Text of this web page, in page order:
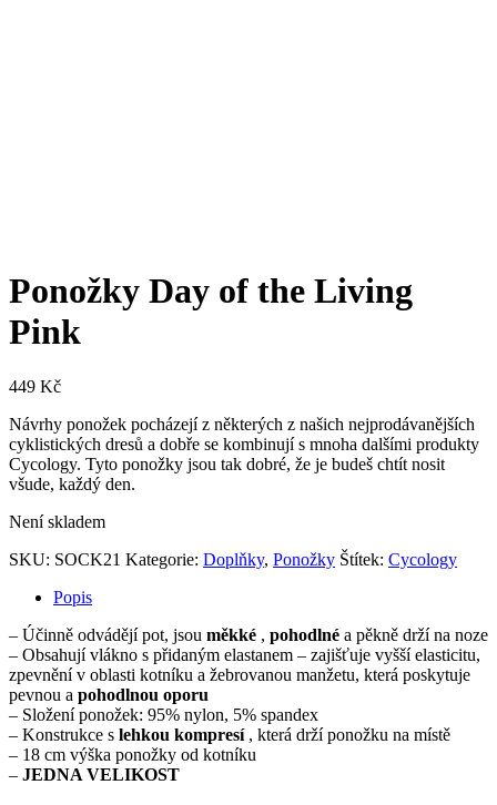
Ponožky Day of the Living
Pink
449 Kč
Návrhy ponožek pocházejí z některých z našich nejprodávanějších
cyklistických dresů a dobře se kombinují s mnoha dalšími produkty
Cycology. Tyto ponožky jsou tak dobré, že je budeš chtít nosit
všude, každý den.
Není skladem
SKU: SOCK21 Kategorie: Doplňky, Ponožky Štítek: Cycology
Popis
– Účinně odvádějí pot, jsou měkké , pohodlné a pěkně drží na noze
– Obsahují vlákno s přidaným elastanem – zajišťuje vyšší elasticitu,
zpevnění v oblasti kotníku a žebrovanou manžetu, která poskytuje
pevnou a pohodlnou oporu
– Složení ponožek: 95% nylon, 5% spandex
– Konstrukce s lehkou kompresí , která drží ponožku na místě
– 18 cm výška ponožky od kotníku
– JEDNA VELIKOST